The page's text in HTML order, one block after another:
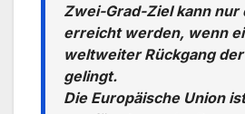
Zwei-Grad-Ziel kann nur
erreicht werden, wenn
weltweiter Rückgang
gelingt.
Die Europäische Union